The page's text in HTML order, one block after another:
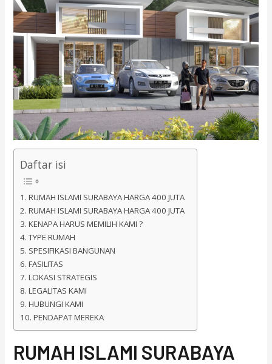
Daftar isi
RUMAH ISLAMI SURABAYA HARGA 400 JUTA
RUMAH ISLAMI SURABAYA HARGA 400 JUTA
KENAPA HARUS MEMILIH KAMI ?
TYPE RUMAH
SPESIFIKASI BANGUNAN
FASILITAS
LOKASI STRATEGIS
LEGALITAS KAMI
HUBUNGI KAMI
PENDAPAT MEREKA
RUMAH ISLAMI SURABAYA